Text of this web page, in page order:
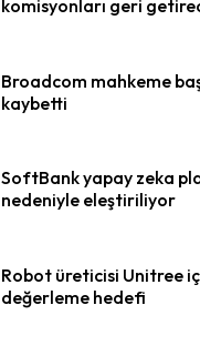
komisyonları geri
Broadcom mahkeme
kaybetti
SoftBank yapay zeka
nedeniyle eleştiriliyor
Robot üreticisi Unitree
değerleme hedefi